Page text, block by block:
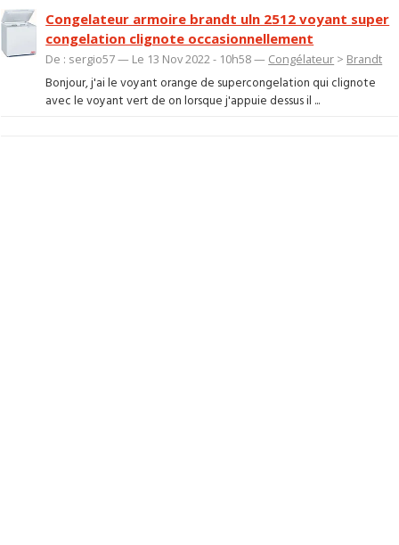
Congelateur armoire brandt uln 2512 voyant super
congelation clignote occasionnellement
De : sergio57 — Le 13 Nov 2022 - 10h58 — Congélateur > Brandt
Bonjour, j'ai le voyant orange de supercongelation qui clignote
avec le voyant vert de on lorsque j'appuie dessus il ...